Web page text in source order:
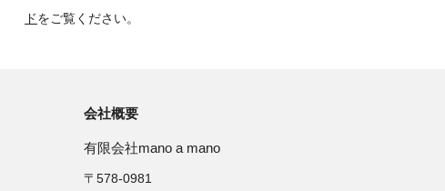
ドをご覧ください。
会社概要
有限会社mano a mano
〒578-0981